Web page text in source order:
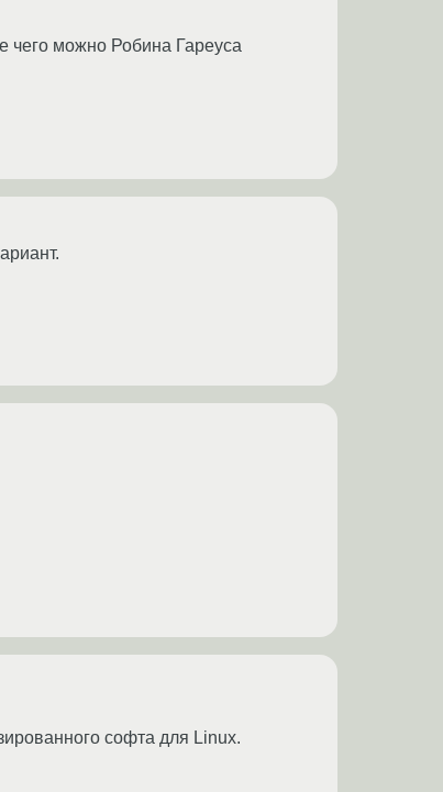
чего можно Робина Гареуса
софта для Linux.